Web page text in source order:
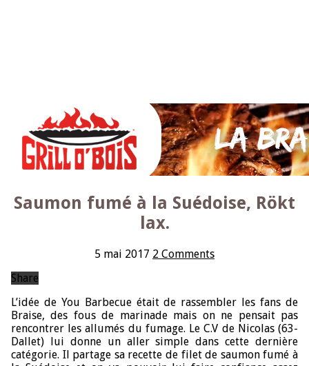
Saumon fumé à la Suédoise, Rökt
lax.
5 mai 2017 2 Comments
Share
L’idée de You Barbecue était de rassembler les fans de
Braise, des fous de marinade mais on ne pensait pas
rencontrer les allumés du fumage. Le C.V de Nicolas (63-
Dallet) lui donne un aller simple dans cette dernière
catégorie. Il partage sa recette de filet de saumon fumé à